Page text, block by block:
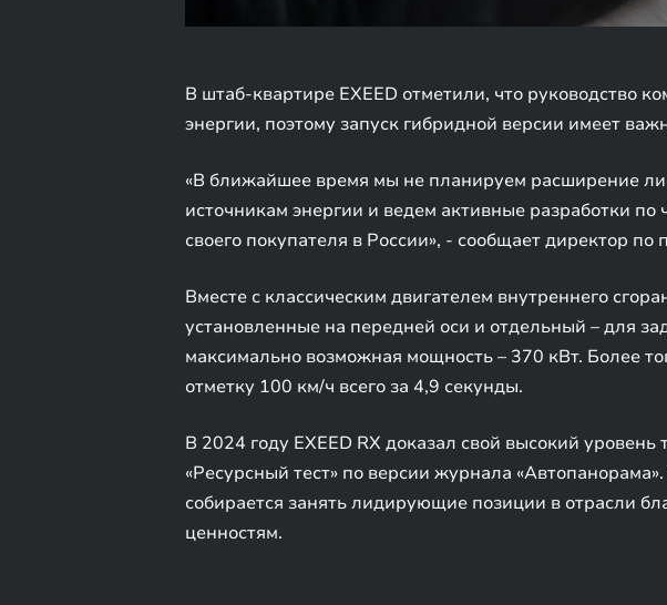
В штаб-квартире EXEED отметили, что руководство
энергии, поэтому запуск гибридной версии имеет
«В ближайшее время мы не планируем расширение
источникам энергии и ведем активные разработки по
своего покупателя в России», - сообщает директор по
Вместе с классическим двигателем внутреннего
установленные на передней оси и отдельный – для
максимально возможная мощность – 370 кВт. Более
отметку 100 км/ч всего за 4,9 секунды.
В 2024 году EXEED RX доказал свой высокий
«Ресурсный тест» по версии журнала
собирается занять лидирующие позиции в отрасли
ценностям.